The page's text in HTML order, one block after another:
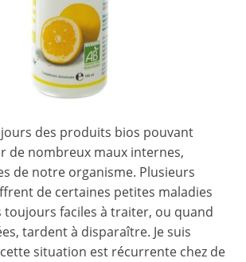
des produits bios pouvant
de nombreux maux internes,
de notre organisme. Plusieurs
de certaines petites maladies
toujours faciles à traiter, ou quand
tardent à disparaître. Je suis
situation est récurrente chez de